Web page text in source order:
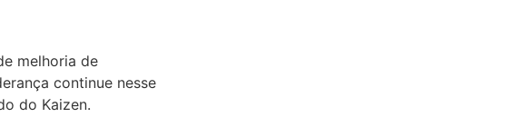
melhoria de
continue nesse
do Kaizen.